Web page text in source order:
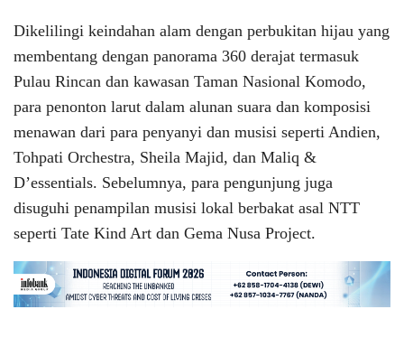
Dikelilingi keindahan alam dengan perbukitan hijau yang
membentang dengan panorama 360 derajat termasuk
Pulau Rincan dan kawasan Taman Nasional Komodo,
para penonton larut dalam alunan suara dan komposisi
menawan dari para penyanyi dan musisi seperti Andien,
Tohpati Orchestra, Sheila Majid, dan Maliq &
D’essentials. Sebelumnya, para pengunjung juga
disuguhi penampilan musisi lokal berbakat asal NTT
seperti Tate Kind Art dan Gema Nusa Project.